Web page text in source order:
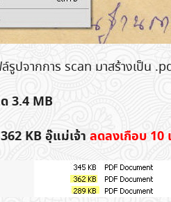
รูปจากการ scan มาสร้างเป็น
3.4 MB
KB อุ๊แม่เจ้า ลดลงเกือบ 10